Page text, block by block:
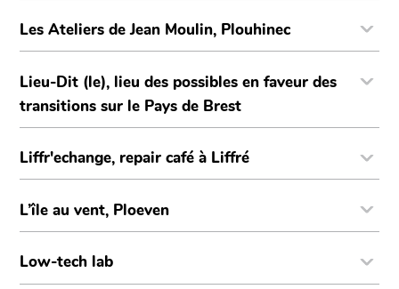
Les Ateliers de Jean Moulin, Plouhinec
Lieu-Dit (le), lieu des possibles en faveur des
transitions sur le Pays de Brest
Liffr'echange, repair café à Liffré
L’île au vent, Ploeven
Low-tech lab